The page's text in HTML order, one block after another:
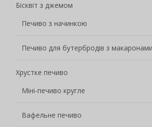
Бісквіт з джемом
Печиво з начинкою
Печиво для бутербродів з макаронами
Хрустке печиво
Міні-печиво кругле
Вафельне печиво